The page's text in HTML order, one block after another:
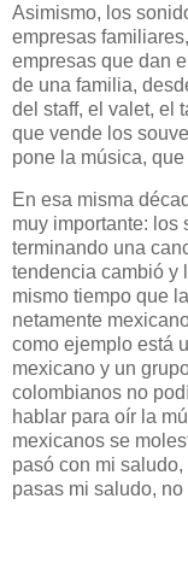
Asimismo, los
empresas
empresas que dan
de una familia,
del staff, el valet, el
que vende los
pone la música,
En esa misma
muy importante: los
terminando una
tendencia cambió y
mismo tiempo que
netamente
como ejemplo está
mexicano y un
colombianos no
hablar para oír la
mexicanos se
pasó con mi
pasas mi saludo, no